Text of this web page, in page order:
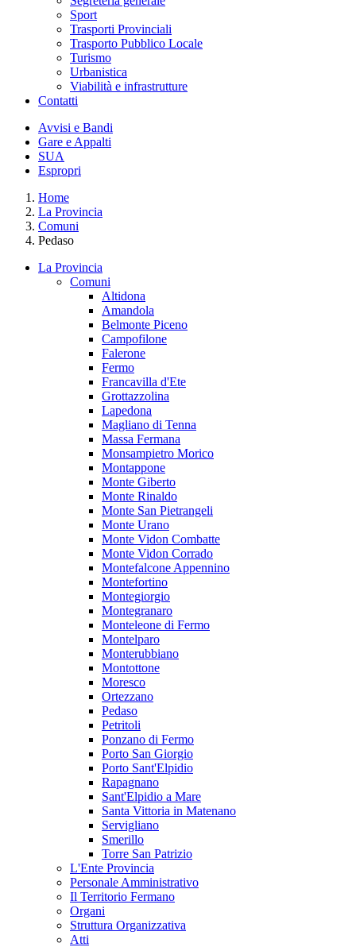
Sport
Trasporti Provinciali
Trasporto Pubblico Locale
Turismo
Urbanistica
Viabilità e infrastrutture
Contatti
Avvisi e Bandi
Gare e Appalti
SUA
Espropri
Home
La Provincia
Comuni
Pedaso
La Provincia
Comuni
Altidona
Amandola
Belmonte Piceno
Campofilone
Falerone
Fermo
Francavilla d'Ete
Grottazzolina
Lapedona
Magliano di Tenna
Massa Fermana
Monsampietro Morico
Montappone
Monte Giberto
Monte Rinaldo
Monte San Pietrangeli
Monte Urano
Monte Vidon Combatte
Monte Vidon Corrado
Montefalcone Appennino
Montefortino
Montegiorgio
Montegranaro
Monteleone di Fermo
Montelparo
Monterubbiano
Montottone
Moresco
Ortezzano
Pedaso
Petritoli
Ponzano di Fermo
Porto San Giorgio
Porto Sant'Elpidio
Rapagnano
Sant'Elpidio a Mare
Santa Vittoria in Matenano
Servigliano
Smerillo
Torre San Patrizio
L'Ente Provincia
Personale Amministrativo
Il Territorio Fermano
Organi
Struttura Organizzativa
Atti